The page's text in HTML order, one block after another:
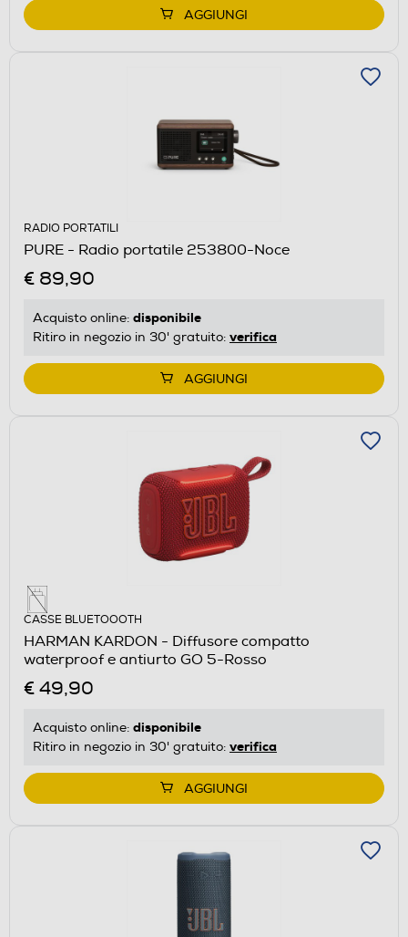
AGGIUNGI
RADIO PORTATILI
PURE - Radio portatile 253800-Noce
€ 89,90
Acquisto online: disponibile
Ritiro in negozio in 30' gratuito: verifica
AGGIUNGI
CASSE BLUETOOOTH
HARMAN KARDON - Diffusore compatto
waterproof e antiurto GO 5-Rosso
€ 49,90
Acquisto online: disponibile
Ritiro in negozio in 30' gratuito: verifica
AGGIUNGI